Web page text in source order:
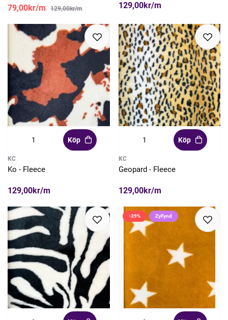
79,00kr/m 129,00kr/m 129,00kr/m
Köp
KC
Ko - Fleece
129,00kr/m
Köp
KC
Geopard - Fleece
129,00kr/m
-39% ZyFynd